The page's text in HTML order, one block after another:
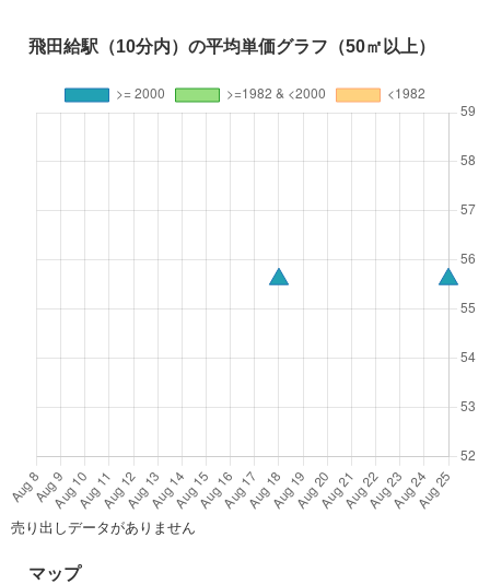
飛田給駅（10分内）の平均単価グラフ（50㎡以上）
売り出しデータがありません
マップ